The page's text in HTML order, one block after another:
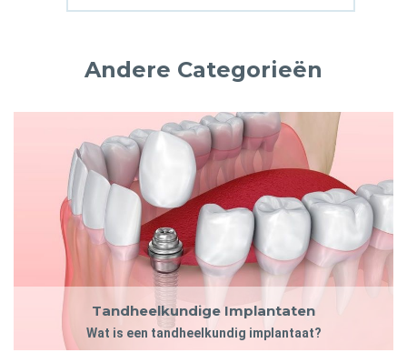
Andere Categorieën
Tandheelkundige Implantaten
Wat is een tandheelkundig implantaat?